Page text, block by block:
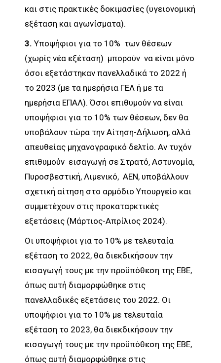
και στις πρακτικές δοκιμασίες (υγειονομική
εξέταση και αγωνίσματα).
3. Υποψήφιοι για το 10% των θέσεων
(χωρίς νέα εξέταση) μπορούν να είναι μόνο
όσοι εξετάστηκαν πανελλαδικά το 2022 ή
το 2023 (με τα ημερήσια ΓΕΛ ή με τα
ημερήσια ΕΠΑΛ). Όσοι επιθυμούν να είναι
υποψήφιοι για το 10% των θέσεων, δεν θα
υποβάλουν τώρα την Αίτηση-Δήλωση, αλλά
απευθείας μηχανογραφικό δελτίο. Αν τυχόν
επιθυμούν εισαγωγή σε Στρατό, Αστυνομία,
Πυροσβεστική, Λιμενικό, ΑΕΝ, υποβάλλουν
σχετική αίτηση στο αρμόδιο Υπουργείο και
συμμετέχουν στις προκαταρκτικές
εξετάσεις (Μάρτιος-Απρίλιος 2024).
Οι υποψήφιοι για το 10% με τελευταία
εξέταση το 2022, θα διεκδικήσουν την
εισαγωγή τους με την προϋπόθεση της ΕΒΕ,
όπως αυτή διαμορφώθηκε στις
πανελλαδικές εξετάσεις του 2022. Οι
υποψήφιοι για το 10% με τελευταία
εξέταση το 2023, θα διεκδικήσουν την
εισαγωγή τους με την προϋπόθεση της ΕΒΕ,
όπως αυτή διαμορφώθηκε στις